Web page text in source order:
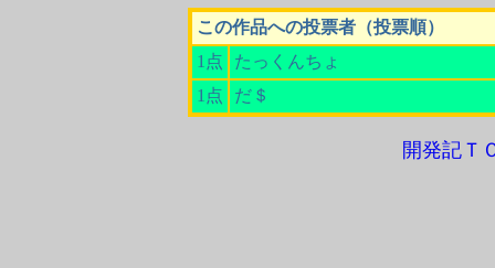
この作品への投票者（投票順）
1点
たっくんちょ
1点
だ＄
開発記Ｔ